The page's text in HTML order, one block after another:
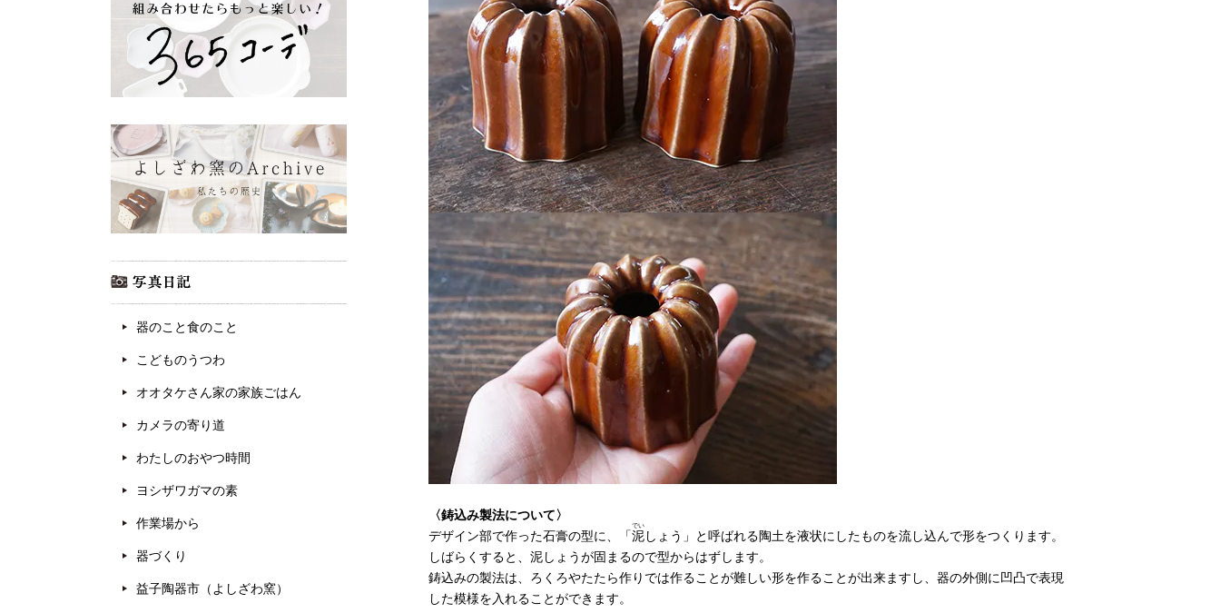
〈鋳込み製法について〉
デザイン部で作った石膏の型に、「泥
でい
しょう」と呼ばれる陶土を液状にしたものを流し込んで形をつくります。
しばらくすると、泥しょうが固まるので型からはずします。
鋳込みの製法は、ろくろやたたら作りでは作ることが難しい形を作ることが出来ますし、器の外側に凹凸で表現
した模様を入れることができます。
器のこと食のこと
こどものうつわ
オオタケさん家の家族ごはん
カメラの寄り道
わたしのおやつ時間
ヨシザワガマの素
作業場から
器づくり
益子陶器市（よしざわ窯）